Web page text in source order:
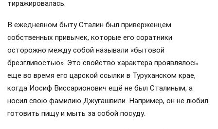
тиражировалась.
В ежедневном быту Сталин был приверженцем
собственных привычек, которые его соратники
осторожно между собой называли «бытовой
брезгливостью». Это свойство характера проявлялось
еще во время его царской ссылки в Туруханском крае,
когда Иосиф Виссарионович ещё не был Сталиным, а
носил свою фамилию Джугашвили. Например, он не любил
готовить пищу и мыть за собой посуду.